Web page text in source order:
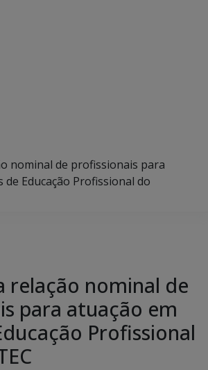
nominal de profissionais para
de Educação Profissional do
relação nominal de
para atuação em
Profissional